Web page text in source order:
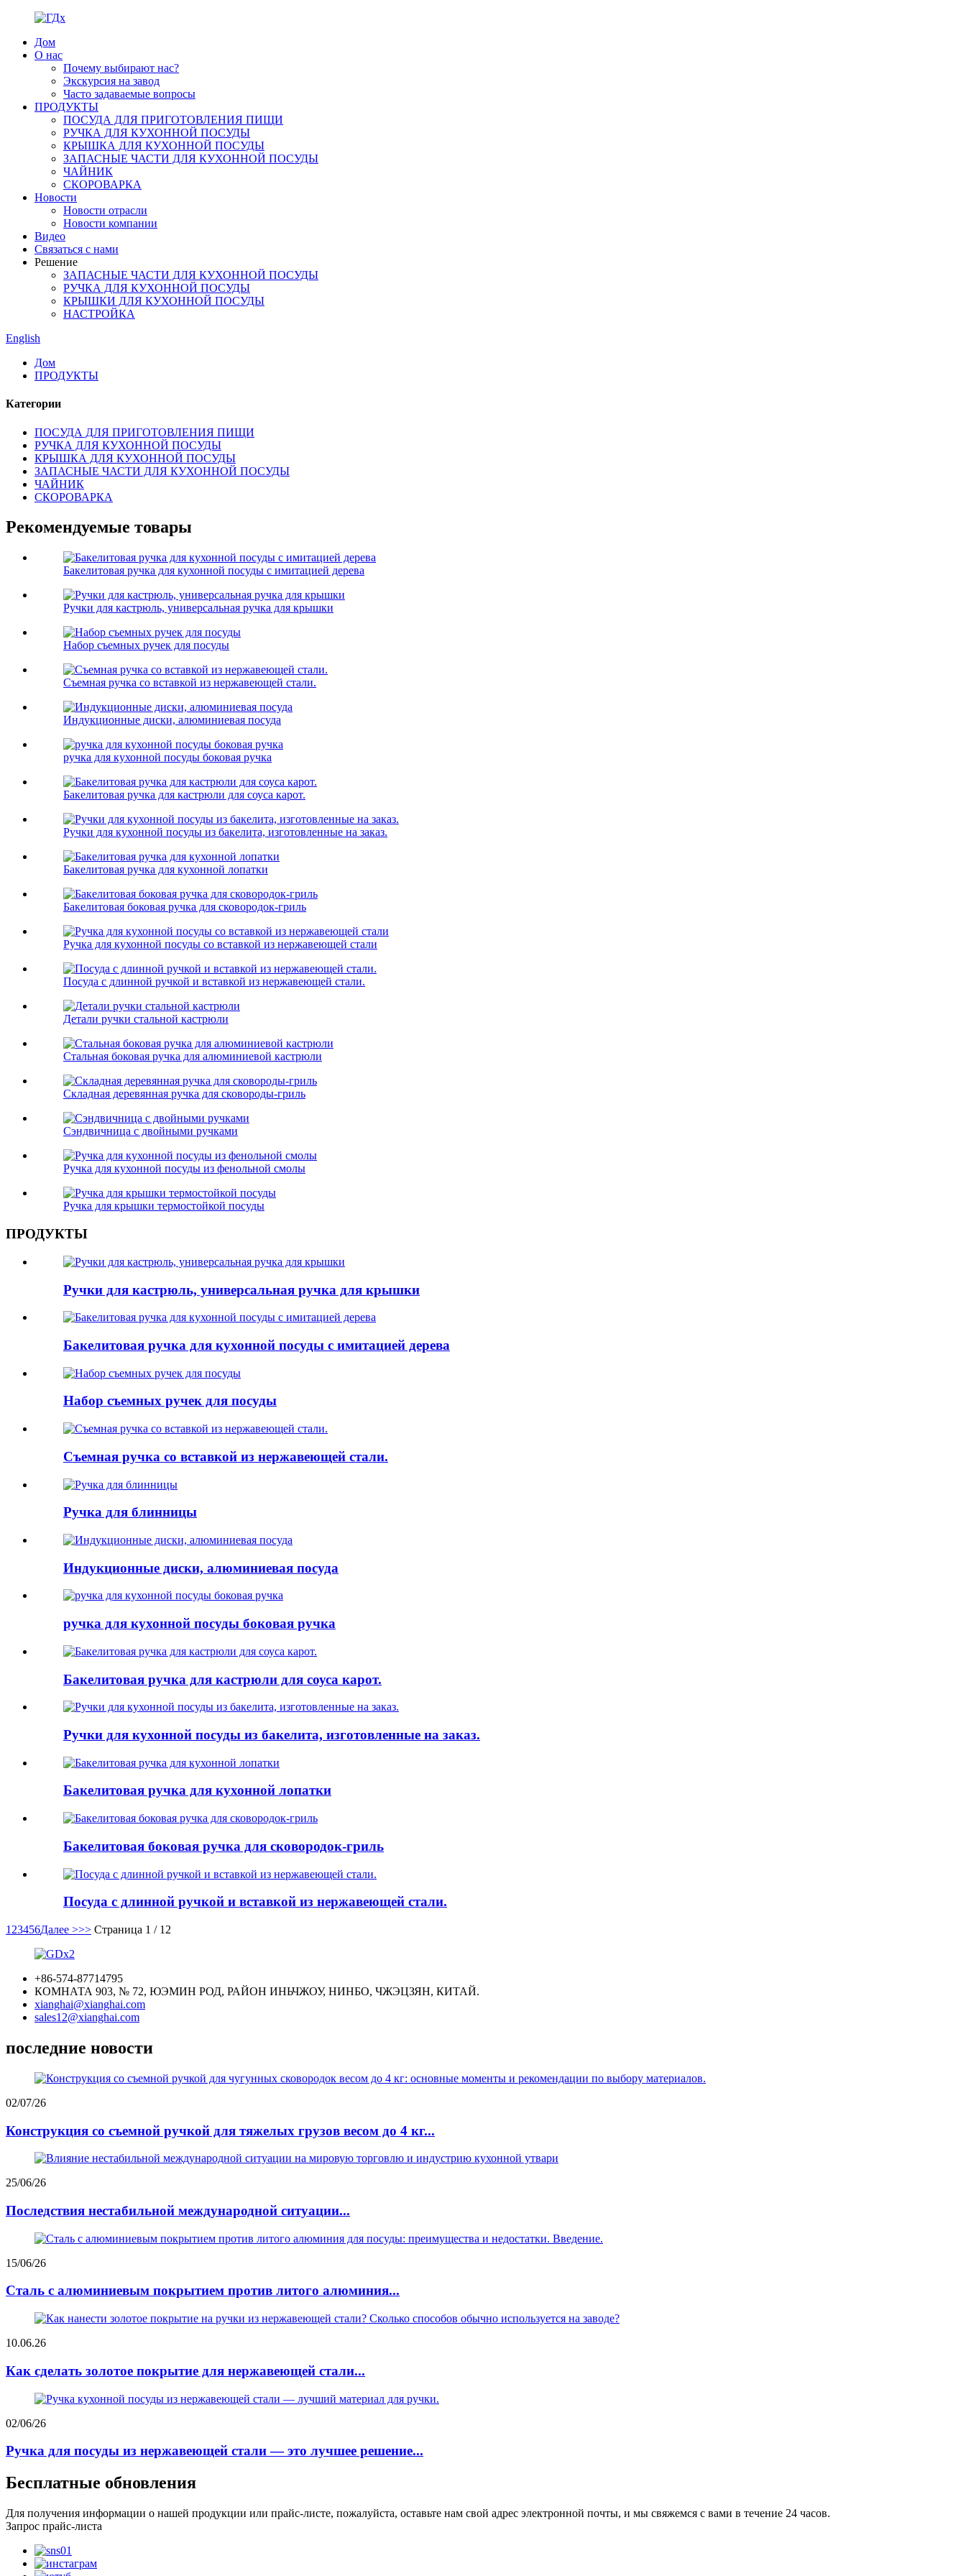
Дом
О нас
Почему выбирают нас?
Экскурсия на завод
Часто задаваемые вопросы
ПРОДУКТЫ
ПОСУДА ДЛЯ ПРИГОТОВЛЕНИЯ ПИЩИ
РУЧКА ДЛЯ КУХОННОЙ ПОСУДЫ
КРЫШКА ДЛЯ КУХОННОЙ ПОСУДЫ
ЗАПАСНЫЕ ЧАСТИ ДЛЯ КУХОННОЙ ПОСУДЫ
ЧАЙНИК
СКОРОВАРКА
Новости
Новости отрасли
Новости компании
Видео
Связаться с нами
Решение
ЗАПАСНЫЕ ЧАСТИ ДЛЯ КУХОННОЙ ПОСУДЫ
РУЧКА ДЛЯ КУХОННОЙ ПОСУДЫ
КРЫШКИ ДЛЯ КУХОННОЙ ПОСУДЫ
НАСТРОЙКА
English
Дом
ПРОДУКТЫ
Категории
ПОСУДА ДЛЯ ПРИГОТОВЛЕНИЯ ПИЩИ
РУЧКА ДЛЯ КУХОННОЙ ПОСУДЫ
КРЫШКА ДЛЯ КУХОННОЙ ПОСУДЫ
ЗАПАСНЫЕ ЧАСТИ ДЛЯ КУХОННОЙ ПОСУДЫ
ЧАЙНИК
СКОРОВАРКА
Рекомендуемые товары
Бакелитовая ручка для кухонной посуды с имитацией дерева
Ручки для кастрюль, универсальная ручка для крышки
Набор съемных ручек для посуды
Съемная ручка со вставкой из нержавеющей стали.
Индукционные диски, алюминиевая посуда
ручка для кухонной посуды боковая ручка
Бакелитовая ручка для кастрюли для соуса карот.
Ручки для кухонной посуды из бакелита, изготовленные на заказ.
Бакелитовая ручка для кухонной лопатки
Бакелитовая боковая ручка для сковородок-гриль
Ручка для кухонной посуды со вставкой из нержавеющей стали
Посуда с длинной ручкой и вставкой из нержавеющей стали.
Детали ручки стальной кастрюли
Стальная боковая ручка для алюминиевой кастрюли
Складная деревянная ручка для сковороды-гриль
Сэндвичница с двойными ручками
Ручка для кухонной посуды из фенольной смолы
Ручка для крышки термостойкой посуды
ПРОДУКТЫ
Ручки для кастрюль, универсальная ручка для крышки
Бакелитовая ручка для кухонной посуды с имитацией дерева
Набор съемных ручек для посуды
Съемная ручка со вставкой из нержавеющей стали.
Ручка для блинницы
Индукционные диски, алюминиевая посуда
ручка для кухонной посуды боковая ручка
Бакелитовая ручка для кастрюли для соуса карот.
Ручки для кухонной посуды из бакелита, изготовленные на заказ.
Бакелитовая ручка для кухонной лопатки
Бакелитовая боковая ручка для сковородок-гриль
Посуда с длинной ручкой и вставкой из нержавеющей стали.
1 23456Далее >>> Страница 1 / 12
+86-574-87714795
КОМНАТА 903, № 72, ЮЭМИН РОД, РАЙОН ИНЬЧЖОУ, НИНБО, ЧЖЭЦЗЯН, КИТАЙ.
xianghai@xianghai.com
sales12@xianghai.com
последние новости
02/07/26
Конструкция со съемной ручкой для тяжелых грузов весом до 4 кг...
25/06/26
Последствия нестабильной международной ситуации...
15/06/26
Сталь с алюминиевым покрытием против литого алюминия...
10.06.26
Как сделать золотое покрытие для нержавеющей стали...
02/06/26
Ручка для посуды из нержавеющей стали — это лучшее решение...
Бесплатные обновления
Для получения информации о нашей продукции или прайс-листе, пожалуйста, оставьте нам свой адрес электронной почты, и мы свяжемся с вами в течение 24 часов.
Запрос прайс-листа